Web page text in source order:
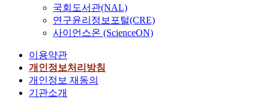
국회도서관(NAL)
연구윤리정보포털(CRE)
사이언스온 (ScienceON)
이용약관
개인정보처리방침
개인정보 재동의
기관소개